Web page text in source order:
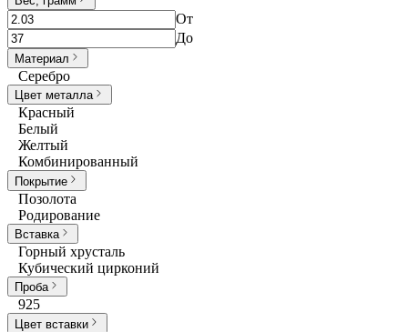
От
До
Материал
Серебро
Цвет металла
Красный
Белый
Желтый
Комбинированный
Покрытие
Позолота
Родирование
Вставка
Горный хрусталь
Кубический цирконий
Проба
925
Цвет вставки